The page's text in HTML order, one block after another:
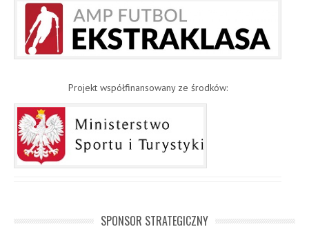
Projekt współfinansowany ze środków:
SPONSOR STRATEGICZNY